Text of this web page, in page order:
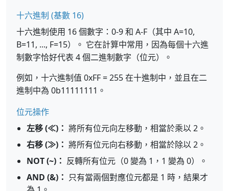
十六進制 (基數 16)
十六進制使用 16 個數字：0-9 和 A-F（其中 A=10,
B=11, ..., F=15）。 它在計算中常用，因為每個十六進
制數字恰好代表 4 個二進制數字（位元）。
例如，十六進制值 0xFF = 255 在十進制中，並且在二
進制中為 0b11111111。
位元操作
左移 (≪)： 將所有位元向左移動，相當於乘以 2。
右移 (≫)： 將所有位元向右移動，相當於除以 2。
NOT (~)： 反轉所有位元（0 變為 1，1 變為 0）。
AND (&)： 只有當兩個對應位元都是 1 時，結果才